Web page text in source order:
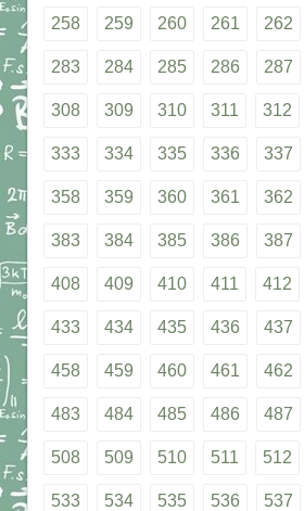
258 259 260 261 262
283 284 285 286 287
308 309 310 311 312
333 334 335 336 337
358 359 360 361 362
383 384 385 386 387
408 409 410 411 412
433 434 435 436 437
458 459 460 461 462
483 484 485 486 487
508 509 510 511 512
533 534 535 536 537